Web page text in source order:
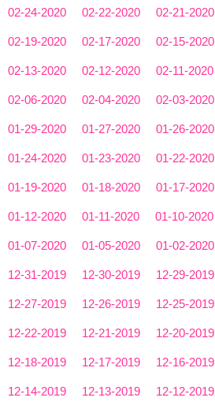
02-24-2020 02-22-2020 02-21-2020
02-19-2020 02-17-2020 02-15-2020
02-13-2020 02-12-2020 02-11-2020
02-06-2020 02-04-2020 02-03-2020
01-29-2020 01-27-2020 01-26-2020
01-24-2020 01-23-2020 01-22-2020
01-19-2020 01-18-2020 01-17-2020
01-12-2020 01-11-2020 01-10-2020
01-07-2020 01-05-2020 01-02-2020
12-31-2019 12-30-2019 12-29-2019
12-27-2019 12-26-2019 12-25-2019
12-22-2019 12-21-2019 12-20-2019
12-18-2019 12-17-2019 12-16-2019
12-14-2019 12-13-2019 12-12-2019